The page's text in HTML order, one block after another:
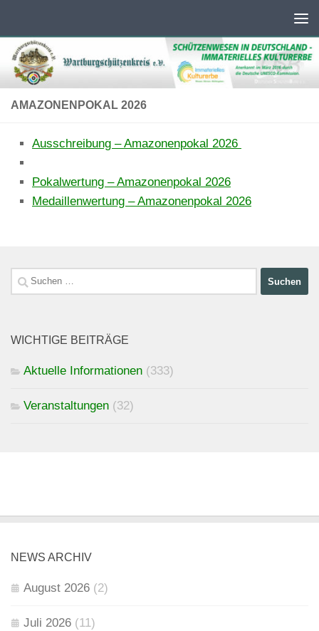
AMAZONENPOKAL 2026
Ausschreibung – Amazonenpokal 2026
Pokalwertung – Amazonenpokal 2026
Medaillenwertung – Amazonenpokal 2026
Suchen
nach:
WICHTIGE BEITRÄGE
Aktuelle Informationen (333)
Veranstaltungen (32)
NEWS ARCHIV
August 2026 (2)
Juli 2026 (11)